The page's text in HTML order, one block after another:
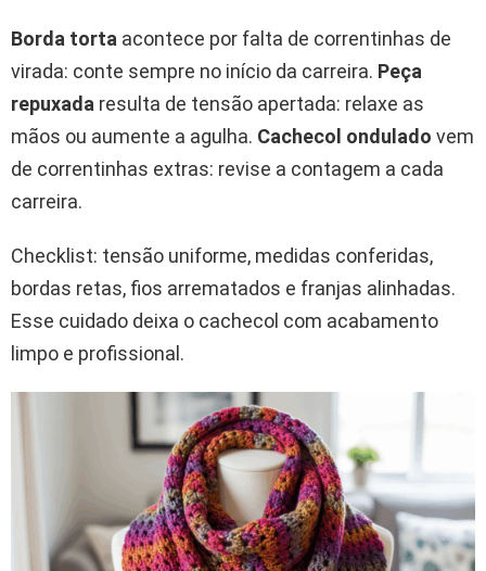
Borda torta acontece por falta de correntinhas de
virada: conte sempre no início da carreira. Peça
repuxada resulta de tensão apertada: relaxe as
mãos ou aumente a agulha. Cachecol ondulado vem
de correntinhas extras: revise a contagem a cada
carreira.
Checklist: tensão uniforme, medidas conferidas,
bordas retas, fios arrematados e franjas alinhadas.
Esse cuidado deixa o cachecol com acabamento
limpo e profissional.